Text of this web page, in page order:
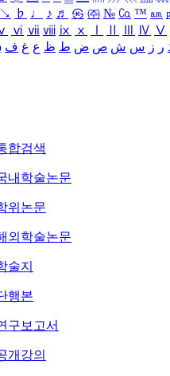
↘ ♭ ♩ ♪ ♬ ㉿ ㈜ № ㏇ ™ ㏂
ⅵ ⅶ ⅷ ⅸ ⅹ Ⅳ Ⅴ
ر ز س ش ص ض ط ظ ع غ ف
합검색
내학술논문
위논문
외학술논문
술지
행본
구보고서
개강의